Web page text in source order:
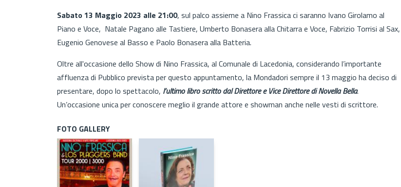
Sabato 13 Maggio 2023 alle 21:00, sul palco assieme a Nino Frassica ci saranno Ivano Girolamo al
Piano e Voce, Natale Pagano alle Tastiere, Umberto Bonasera alla Chitarra e Voce, Fabrizio Torrisi al Sax,
Eugenio Genovese al Basso e Paolo Bonasera alla Batteria.
Oltre all'occasione dello Show di Nino Frassica, al Comunale di Lacedonia, considerando l’importante
affluenza di Pubblico prevista per questo appuntamento, la Mondadori sempre il 13 maggio ha deciso di
presentare, dopo lo spettacolo, l’ultimo libro scritto dal Direttore e Vice Direttore di Novella Bella.
Un’occasione unica per conoscere meglio il grande attore e showman anche nelle vesti di scrittore.
FOTO GALLERY